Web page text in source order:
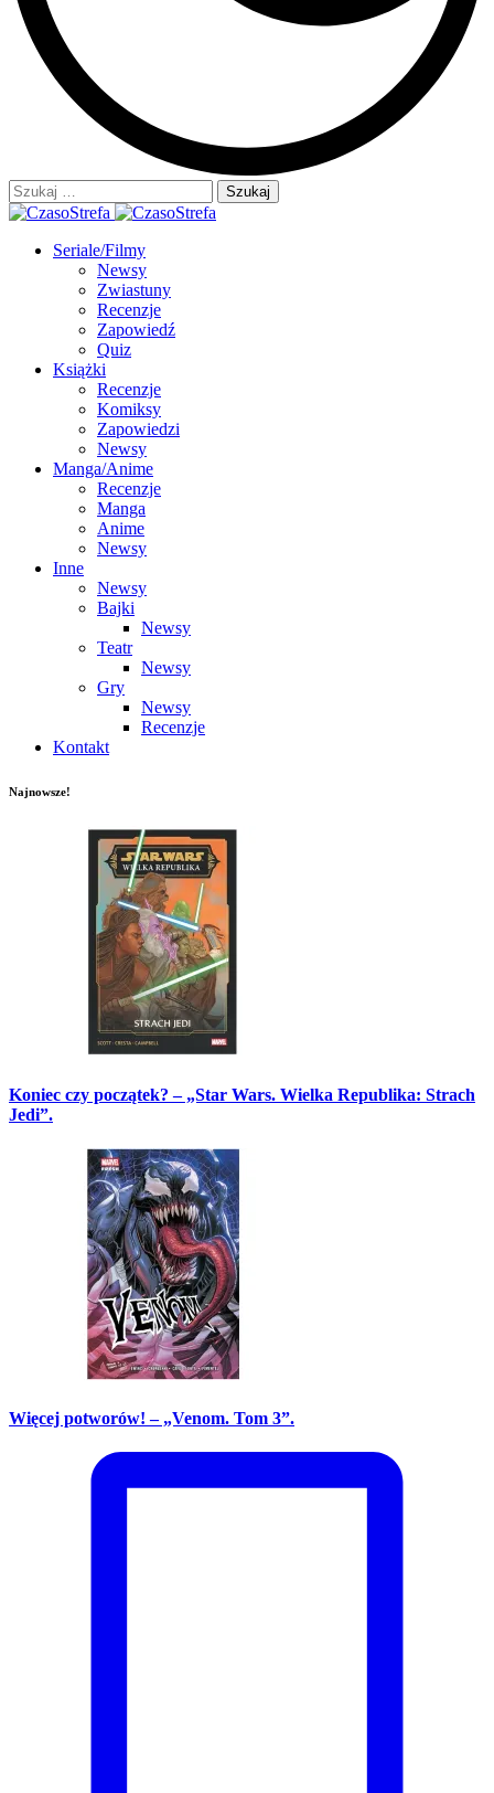
Szukaj:
Seriale/Filmy
Newsy
Zwiastuny
Recenzje
Zapowiedź
Quiz
Książki
Recenzje
Komiksy
Zapowiedzi
Newsy
Manga/Anime
Recenzje
Manga
Anime
Newsy
Inne
Newsy
Bajki
Newsy
Teatr
Newsy
Gry
Newsy
Recenzje
Kontakt
Najnowsze!
Koniec czy początek? – „Star Wars. Wielka Republika: Strach
Jedi”.
Więcej potworów! – „Venom. Tom 3”.